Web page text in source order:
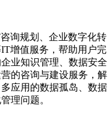
询规划、企业数字化转
增值服务，帮助用户完
业知识管理、数据安全
的咨询与建设服务，解
应用的数据孤岛、数据
理问题。